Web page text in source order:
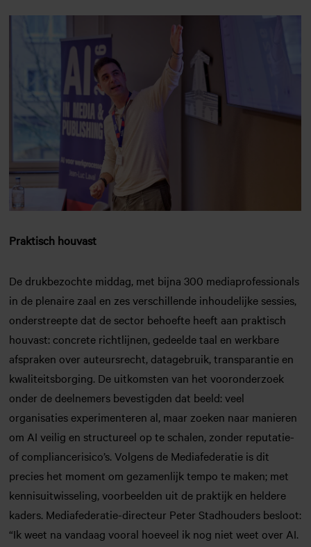
Praktisch houvast
De drukbezochte middag, met bijna 300 mediaprofessionals
in de plenaire zaal en zes verschillende inhoudelijke sessies,
onderstreepte dat de sector behoefte heeft aan praktisch
houvast: concrete richtlijnen, gedeelde taal en werkbare
afspraken over auteursrecht, datagebruik, transparantie en
kwaliteitsborging. De uitkomsten van het vooronderzoek
onder de deelnemers bevestigden dat beeld: veel
organisaties experimenteren al, maar zoeken naar manieren
om AI veilig en structureel op te schalen, zonder reputatie-
of compliancerisico’s. Volgens de Mediafederatie is dit
precies het moment om gezamenlijk tempo te maken; met
kennisuitwisseling, voorbeelden uit de praktijk en heldere
kaders. Mediafederatie-directeur Peter Stadhouders besloot:
“Ik weet na vandaag vooral hoeveel ik nog niet weet over AI.